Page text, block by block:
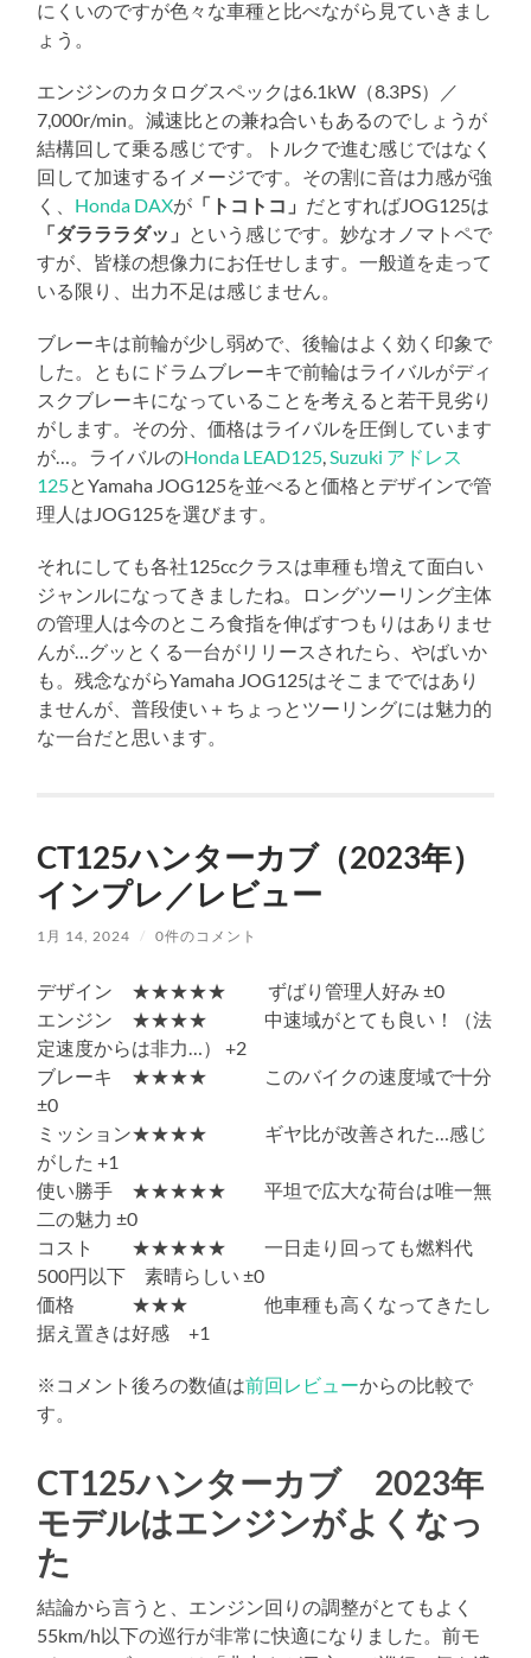
にくいのですが色々な車種と比べながら見ていきまし
ょう。
エンジンのカタログスペックは6.1kW（8.3PS）／
7,000r/min。減速比との兼ね合いもあるのでしょうが
結構回して乗る感じです。トルクで進む感じではなく
回して加速するイメージです。その割に音は力感が強
く、 Honda DAXが 「トコトコ」 だとすればJOG125は
「ダラララダッ」 という感じです。妙なオノマトペで
すが、皆様の想像力にお任せします。一般道を走って
いる限り、出力不足は感じません。
ブレーキは前輪が少し弱めで、後輪はよく効く印象で
した。ともにドラムブレーキで前輪はライバルがディ
スクブレーキになっていることを考えると若干見劣り
がします。その分、価格はライバルを圧倒しています
が…。ライバルのHonda LEAD125,Suzuki アドレス
125とYamaha JOG125を並べると価格とデザインで管
理人はJOG125を選びます。
それにしても各社125ccクラスは車種も増えて面白い
ジャンルになってきましたね。ロングツーリング主体
の管理人は今のところ食指を伸ばすつもりはありませ
んが…グッとくる一台がリリースされたら、やばいか
も。残念ながらYamaha JOG125はそこまでではあり
ませんが、普段使い＋ちょっとツーリングには魅力的
な一台だと思います。
CT125ハンターカブ（2023年）
インプレ／レビュー
1月 14, 2024 / 0件のコメント
デザイン ★★★★★ ずばり管理人好み ±0
エンジン ★★★★ 中速域がとても良い！（法
定速度からは非力…） +2
ブレーキ ★★★★ このバイクの速度域で十分
±0
ミッション★★★★ ギヤ比が改善された…感じ
がした +1
使い勝手 ★★★★★ 平坦で広大な荷台は唯一無
二の魅力 ±0
コスト ★★★★★ 一日走り回っても燃料代
500円以下 素晴らしい ±0
価格 ★★★ 他車種も高くなってきたし
据え置きは好感 +1
※コメント後ろの数値は前回レビューからの比較で
す。
CT125ハンターカブ 2023年
モデルはエンジンがよくなっ
た
結論から言うと、エンジン回りの調整がとてもよく
55km/h以下の巡行が非常に快適になりました。前モ